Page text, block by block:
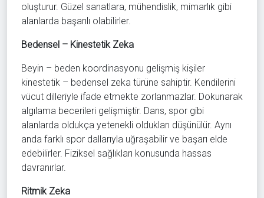
oluşturur. Güzel sanatlara, mühendislik, mimarlık gibi
alanlarda başarılı olabilirler.
Bedensel – Kinestetik Zeka
Beyin – beden koordinasyonu gelişmiş kişiler
kinestetik – bedensel zeka türüne sahiptir. Kendilerini
vücut dilleriyle ifade etmekte zorlanmazlar. Dokunarak
algılama becerileri gelişmiştir. Dans, spor gibi
alanlarda oldukça yetenekli oldukları düşünülür. Aynı
anda farklı spor dallarıyla uğraşabilir ve başarı elde
edebilirler. Fiziksel sağlıkları konusunda hassas
davranırlar.
Ritmik Zeka